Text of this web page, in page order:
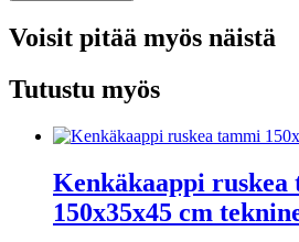
Voisit pitää myös näistä
Tutustu myös
Kenkäkaappi ruskea
150x35x45 cm